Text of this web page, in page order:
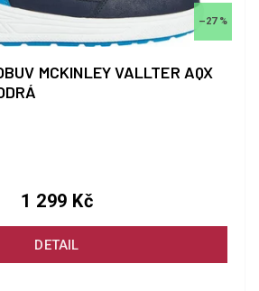
–27 %
MCKINLEY VALLTER AQX
DETAIL
1 299 Kč